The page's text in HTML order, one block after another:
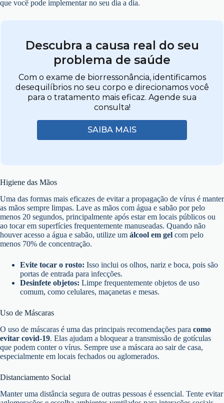
que você pode implementar no seu dia a dia.
Descubra a causa real do seu
problema de saúde
Com o exame de biorressonância, identificamos
desequilíbrios no seu corpo e direcionamos você
para o tratamento mais eficaz. Agende sua
consulta!
SAIBA MAIS
Higiene das Mãos
Uma das formas mais eficazes de evitar a propagação de vírus é manter
as mãos sempre limpas. Lave as mãos com água e sabão por pelo
menos 20 segundos, principalmente após estar em locais públicos ou
ao tocar em superfícies frequentemente manuseadas. Quando não
houver acesso a água e sabão, utilize um álcool em gel com pelo
menos 70% de concentração.
Evite tocar o rosto: Isso inclui os olhos, nariz e boca, pois são
portas de entrada para infecções.
Desinfete objetos: Limpe frequentemente objetos de uso
comum, como celulares, maçanetas e mesas.
Uso de Máscaras
O uso de máscaras é uma das principais recomendações para como
evitar covid-19. Elas ajudam a bloquear a transmissão de gotículas
que podem conter o vírus. Sempre use a máscara ao sair de casa,
especialmente em locais fechados ou aglomerados.
Distanciamento Social
Manter uma distância segura de outras pessoas é essencial. Tente evitar